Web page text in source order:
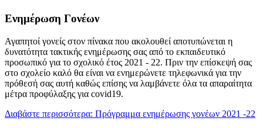
Ενημέρωση Γονέων
Αγαπητοί γονείς στον πίνακα που ακολουθεί αποτυπώνεται η
δυνατότητα τακτικής ενημέρωσης σας από το εκπαιδευτικό
προσωπικό για το σχολικό έτος 2021 - 22. Πριν την επίσκεψή σας
στο σχολείο καλό θα είναι να ενημερώνετε τηλεφωνικά για την
πρόθεσή σας αυτή καθώς επίσης να λαμβάνετε όλα τα απαραίτητα
μέτρα προφύλαξης για covid19.
Διαβάστε περισσότερα: Πρόγραμμα ενημέρωσης γονέων 2021 -22